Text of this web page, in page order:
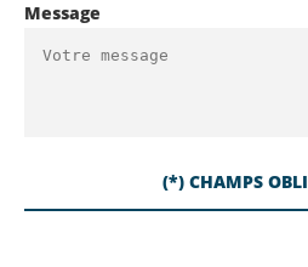
Message
(*) CHAMPS